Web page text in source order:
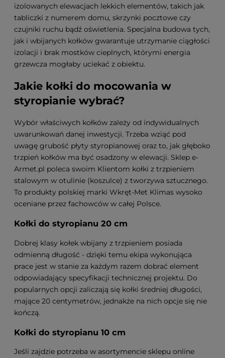
izolowanych elewacjach lekkich elementów, takich jak
tabliczki z numerem domu, skrzynki pocztowe czy
czujniki ruchu bądź oświetlenia. Specjalna budowa tych,
jak i wbijanych kołków gwarantuje utrzymanie ciągłości
izolacji i brak mostków cieplnych, którymi energia
grzewcza mogłaby uciekać z obiektu.
Jakie kołki do mocowania w
styropianie wybrać?
Wybór właściwych kołków zależy od indywidualnych
uwarunkowań danej inwestycji. Trzeba wziąć pod
uwagę grubość płyty styropianowej oraz to, jak głęboko
trzpień kołków ma być osadzony w elewacji. Sklep e-
Armet.pl poleca swoim Klientom kołki z trzpieniem
stalowym w otulinie (koszulce) z tworzywa sztucznego.
To produkty polskiej marki Wkręt-Met Klimas wysoko
oceniane przez fachowców w całej Polsce.
Kołki do styropianu 20 cm
Dobrej klasy kołek wbijany z trzpieniem posiada
odmienną długość - dzięki temu ekipa wykonująca
prace jest w stanie za każdym razem dobrać element
odpowiadający specyfikacji technicznej projektu. Do
popularnych opcji zaliczają się kołki średniej długości,
mające 20 centymetrów, jednakże na nich opcje się nie
kończą.
Kołki do styropianu 10 cm
Jeśli zajdzie potrzeba w asortymencie sklepu online